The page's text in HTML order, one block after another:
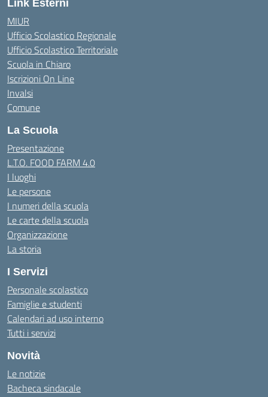
Link Esterni
MIUR
Ufficio Scolastico Regionale
Ufficio Scolastico Territoriale
Scuola in Chiaro
Iscrizioni On Line
Invalsi
Comune
La Scuola
Presentazione
L.T.O. FOOD FARM 4.0
I luoghi
Le persone
I numeri della scuola
Le carte della scuola
Organizzazione
La storia
I Servizi
Personale scolastico
Famiglie e studenti
Calendari ad uso interno
Tutti i servizi
Novità
Le notizie
Bacheca sindacale